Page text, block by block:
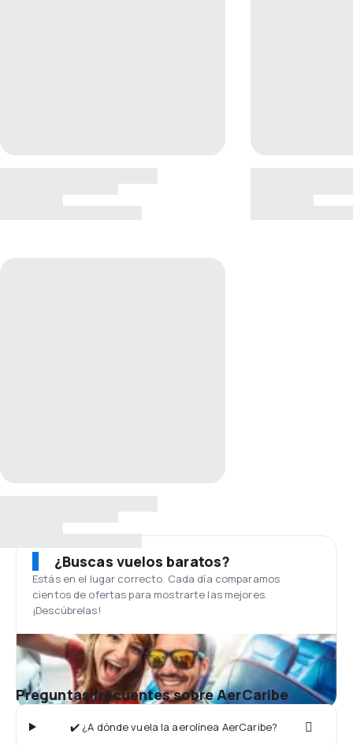
¿Buscas vuelos baratos?
Estás en el lugar correcto. Cada día comparamos
cientos de ofertas para mostrarte las mejores.
¡Descúbrelas!
Preguntas frecuentes sobre AerCaribe
✔️ ¿A dónde vuela la aerolínea AerCaribe?